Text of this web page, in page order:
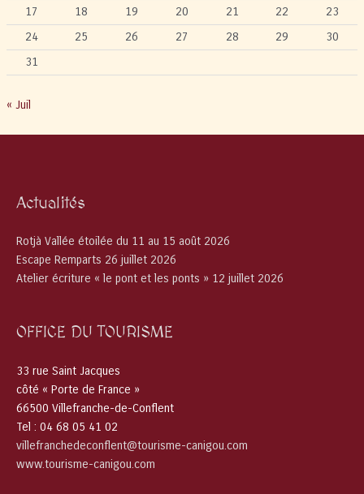
17
18 19 20 21 22
23
24
25 26 27 28 29
30
31
« Juil
Actualités
Rotjà Vallée étoilée du 11 au 15 août 2026
Escape Remparts 26 juillet 2026
Atelier écriture « le pont et les ponts » 12 juillet 2026
OFFICE DU TOURISME
33 rue Saint Jacques
côté « Porte de France »
66500 Villefranche-de-Conflent
Tel : 04 68 05 41 02
villefranchedeconflent@tourisme-canigou.com
www.tourisme-canigou.com